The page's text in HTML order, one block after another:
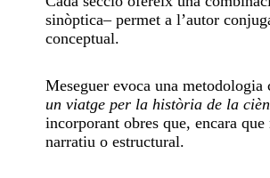
sinòptica– permet a l’autor
conceptual.
Meseguer evoca una
un viatge per la història de la
incorporant obres que, encara
narratiu o estructural.